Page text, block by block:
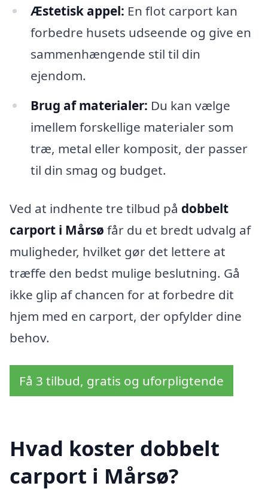
Æstetisk appel: En flot carport kan
forbedre husets udseende og give en
sammenhængende stil til din
ejendom.
Brug af materialer: Du kan vælge
imellem forskellige materialer som
træ, metal eller komposit, der passer
til din smag og budget.
Ved at indhente tre tilbud på dobbelt
carport i Mårsø får du et bredt udvalg af
muligheder, hvilket gør det lettere at
træffe den bedst mulige beslutning. Gå
ikke glip af chancen for at forbedre dit
hjem med en carport, der opfylder dine
behov.
Få 3 tilbud, gratis og uforpligtende
Hvad koster dobbelt
carport i Mårsø?